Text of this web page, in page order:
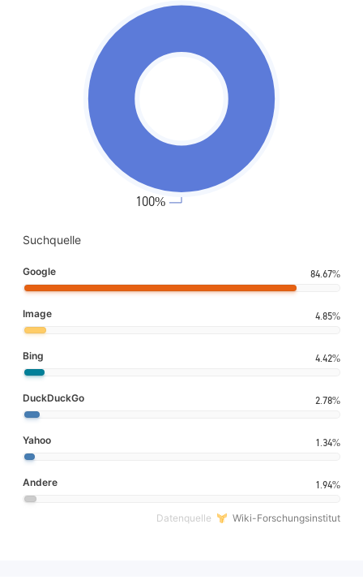
Suchquelle
Google 84.67%
Image 4.85%
Bing 4.42%
DuckDuckGo 2.78%
Yahoo 1.34%
Andere 1.94%
Datenquelle Wiki-Forschungsinstitut